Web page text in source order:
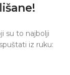
su to najbolji
iz ruku: